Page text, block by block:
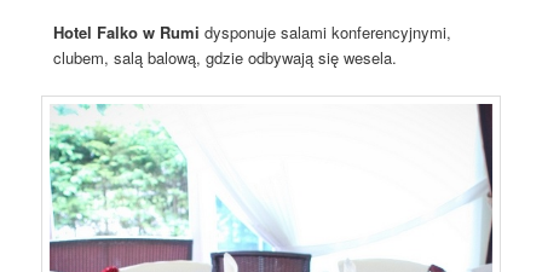
Hotel Falko w Rumi dysponuje salami konferencyjnymi,
clubem, salą balową, gdzie odbywają się wesela.